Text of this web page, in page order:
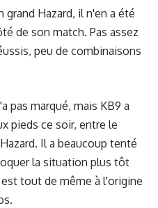
grand Hazard, il n'en a été
de son match. Pas assez
peu de combinaisons
pas marqué, mais KB9 a
pieds ce soir, entre le
Il a beaucoup tenté
la situation plus tôt
tout de même à l'origine